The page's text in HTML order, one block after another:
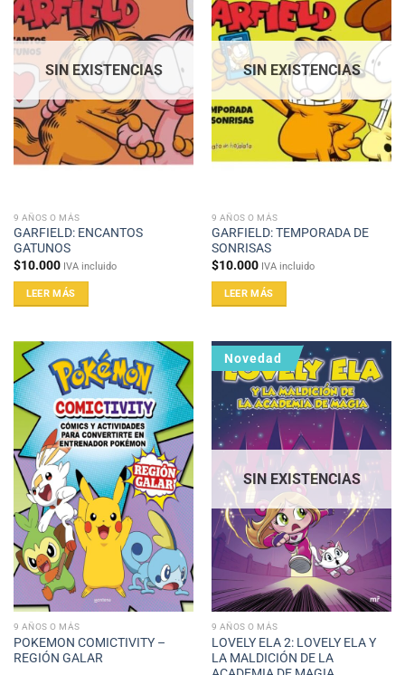
SIN EXISTENCIAS
9 AÑOS O MÁS
GARFIELD: ENCANTOS
GATUNOS
$10.000 IVA incluido
LEER MÁS
SIN EXISTENCIAS
9 AÑOS O MÁS
GARFIELD: TEMPORADA DE
SONRISAS
$10.000 IVA incluido
LEER MÁS
9 AÑOS O MÁS
POKEMON COMICTIVITY –
REGIÓN GALAR
Novedad
SIN EXISTENCIAS
9 AÑOS O MÁS
LOVELY ELA 2: LOVELY ELA Y
LA MALDICIÓN DE LA